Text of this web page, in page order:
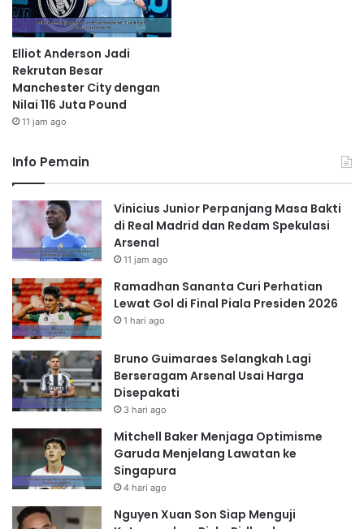
Elliot Anderson Jadi
Rekrutan Besar
Manchester City dengan
Nilai 116 Juta Pound
11 jam ago
Info Pemain
Vinicius Junior Perpanjang Masa Bakti
di Real Madrid dan Redam Spekulasi
Arsenal
11 jam ago
Ramadhan Sananta Curi Perhatian
Lewat Gol di Final Piala Presiden 2026
1 hari ago
Bruno Guimaraes Selangkah Lagi
Berseragam Arsenal Usai Harga
Disepakati
3 hari ago
Mitchell Baker Menjaga Optimisme
Garuda Menjelang Lawatan ke
Singapura
4 hari ago
Nguyen Xuan Son Siap Menguji